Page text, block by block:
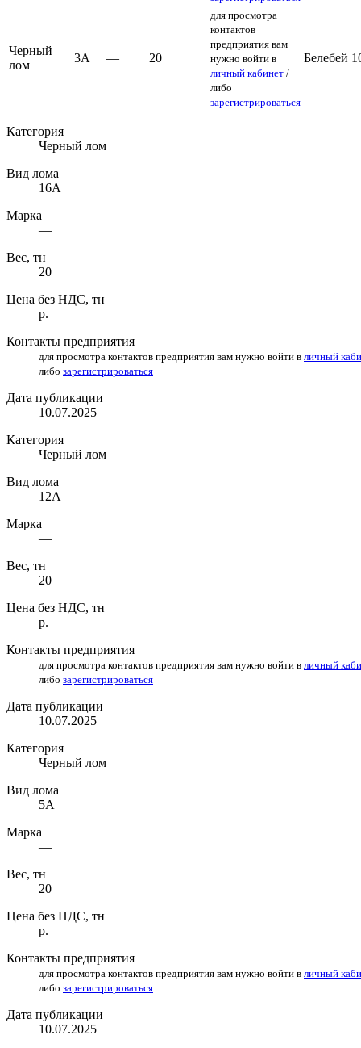
Черный
лом
3А — 20
для просмотра
контактов
предприятия вам
нужно войти в
личный кабинет /
либо
зарегистрироваться
Белебей
Категория
Черный лом
Вид лома
16А
Марка
—
Вес, тн
20
Цена без НДС, тн
р.
Контакты предприятия
для просмотра контактов предприятия вам нужно войти в личный
либо зарегистрироваться
Дата публикации
10.07.2025
Категория
Черный лом
Вид лома
12А
Марка
—
Вес, тн
20
Цена без НДС, тн
р.
Контакты предприятия
для просмотра контактов предприятия вам нужно войти в личный
либо зарегистрироваться
Дата публикации
10.07.2025
Категория
Черный лом
Вид лома
5А
Марка
—
Вес, тн
20
Цена без НДС, тн
р.
Контакты предприятия
для просмотра контактов предприятия вам нужно войти в личный
либо зарегистрироваться
Дата публикации
10.07.2025